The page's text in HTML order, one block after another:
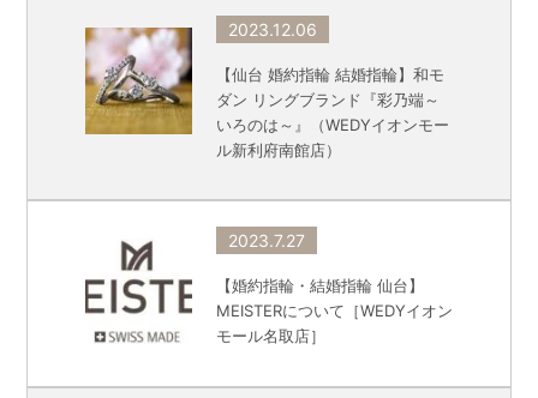
2023.12.06
【仙台 婚約指輪 結婚指輪】和モ
ダン リングブランド『彩乃端～
いろのは～』（WEDYイオンモー
ル新利府南館店）
2023.7.27
【婚約指輪・結婚指輪 仙台】
MEISTERについて［WEDYイオン
モール名取店］